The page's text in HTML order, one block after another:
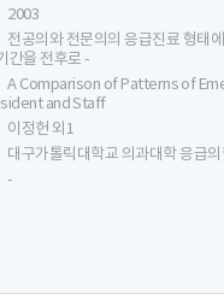
2003
전공의와 전문의의 응급진료 형태
간을 전후로 -
A Comparison of Patterns of
and Staff
이정헌 외1
대구가톨릭대학교 의과대학 응급
-